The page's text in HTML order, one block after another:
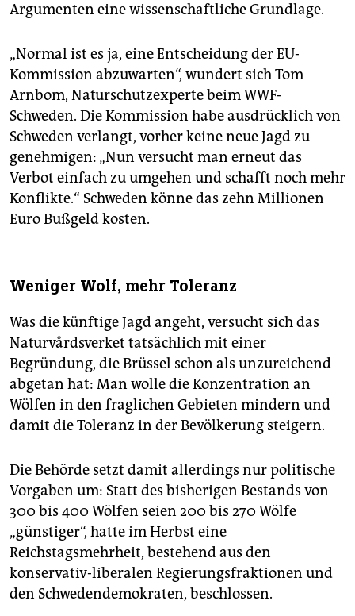
Argumenten eine wissenschaftliche Grundlage.
„Normal ist es ja, eine Entscheidung der EU-
Kommission abzuwarten“, wundert sich Tom
Arnbom, Naturschutzexperte beim WWF-
Schweden. Die Kommission habe ausdrücklich von
Schweden verlangt, vorher keine neue Jagd zu
genehmigen: „Nun versucht man erneut das
Verbot einfach zu umgehen und schafft noch mehr
Konflikte.“ Schweden könne das zehn Millionen
Euro Bußgeld kosten.
Weniger Wolf, mehr Toleranz
Was die künftige Jagd angeht, versucht sich das
Naturvårdsverket tatsächlich mit einer
Begründung, die Brüssel schon als unzureichend
abgetan hat: Man wolle die Konzentration an
Wölfen in den fraglichen Gebieten mindern und
damit die Toleranz in der Bevölkerung steigern.
Die Behörde setzt damit allerdings nur politische
Vorgaben um: Statt des bisherigen Bestands von
300 bis 400 Wölfen seien 200 bis 270 Wölfe
„günstiger“, hatte im Herbst eine
Reichstagsmehrheit, bestehend aus den
konservativ-liberalen Regierungsfraktionen und
den Schwedendemokraten, beschlossen.